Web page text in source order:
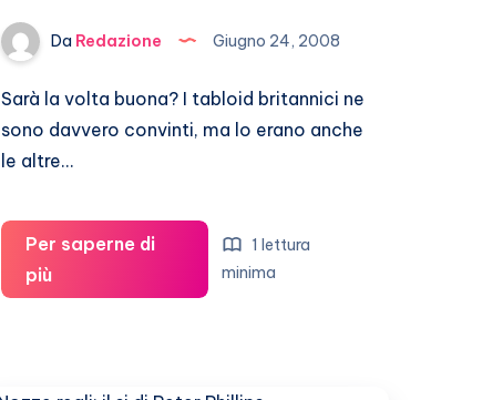
Da Redazione Giugno 24, 2008
Sarà la volta buona? I tabloid britannici ne
sono davvero convinti, ma lo erano anche
le altre…
Per saperne di
piùIl
Principe
1 lettura
minima